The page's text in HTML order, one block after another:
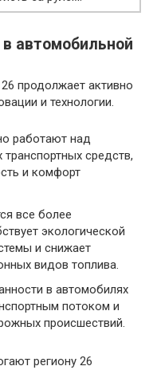
автомобильной
продолжает активно
и технологии.
работают над
средств,
и комфорт
все более
экологической
и снижает
видов топлива.
в автомобилях
потоком и
происшествий.
региону 26